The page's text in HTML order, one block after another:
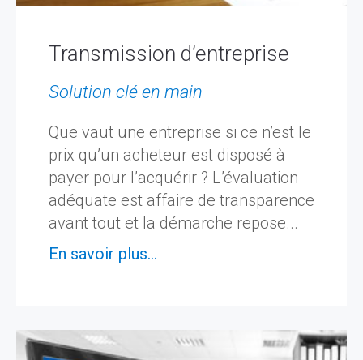
Transmission d’entreprise
Solution clé en main
Que vaut une entreprise si ce n’est le
prix qu’un acheteur est disposé à
payer pour l’acquérir ? L’évaluation
adéquate est affaire de transparence
avant tout et la démarche repose...
En savoir plus...